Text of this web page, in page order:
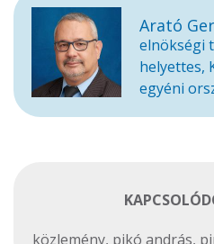
Arató
elnökségi
helyettes,
egyéni
közlemény, pikó andrás,